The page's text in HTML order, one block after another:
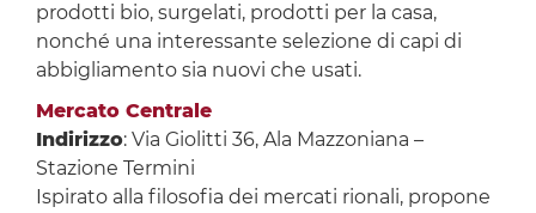
prodotti bio, surgelati, prodotti per la casa,
nonché una interessante selezione di capi di
abbigliamento sia nuovi che usati.
Mercato Centrale
Indirizzo: Via Giolitti 36, Ala Mazzoniana –
Stazione Termini
Ispirato alla filosofia dei mercati rionali, propone